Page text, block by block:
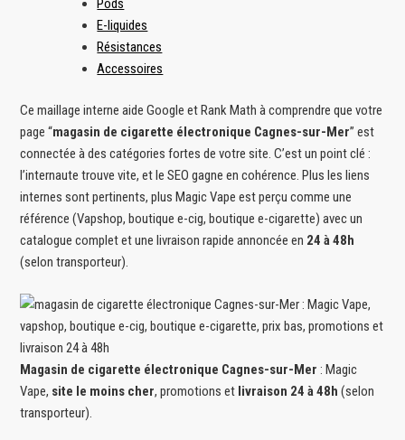
E-liquides
Résistances
Accessoires
Ce maillage interne aide Google et Rank Math à comprendre que votre
page “magasin de cigarette électronique Cagnes-sur-Mer” est
connectée à des catégories fortes de votre site. C’est un point clé :
l’internaute trouve vite, et le SEO gagne en cohérence. Plus les liens
internes sont pertinents, plus Magic Vape est perçu comme une
référence (Vapshop, boutique e-cig, boutique e-cigarette) avec un
catalogue complet et une livraison rapide annoncée en 24 à 48h
(selon transporteur).
Magasin de cigarette électronique Cagnes-sur-Mer : Magic
Vape, site le moins cher, promotions et livraison 24 à 48h (selon
transporteur).